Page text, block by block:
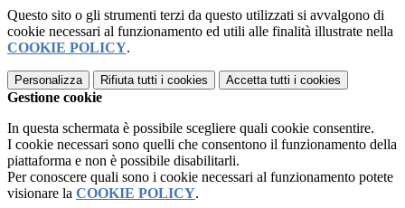
Questo sito o gli strumenti terzi da questo utilizzati si avvalgono di
cookie necessari al funzionamento ed utili alle finalità illustrate nella
COOKIE POLICY.
Personalizza Rifiuta tutti i cookies Accetta tutti i cookies
Gestione cookie
In questa schermata è possibile scegliere quali cookie consentire.
I cookie necessari sono quelli che consentono il funzionamento della
piattaforma e non è possibile disabilitarli.
Per conoscere quali sono i cookie necessari al funzionamento potete
visionare la COOKIE POLICY.